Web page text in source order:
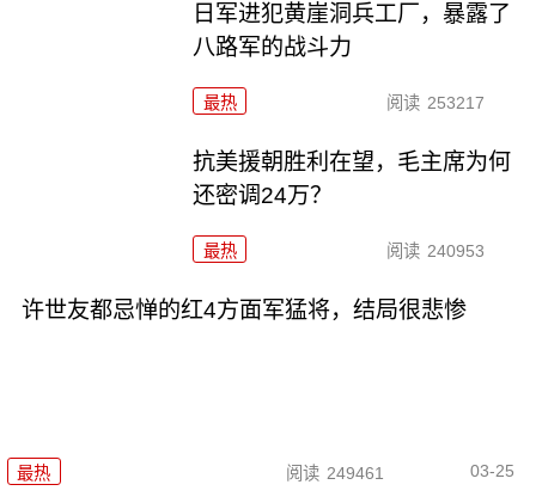
日军进犯黄崖洞兵工厂，暴露了
八路军的战斗力
最热 阅读 253217
抗美援朝胜利在望，毛主席为何
还密调24万？
最热 阅读 240953
许世友都忌惮的红4方面军猛将，结局很悲惨
最热 阅读 249461 03-25